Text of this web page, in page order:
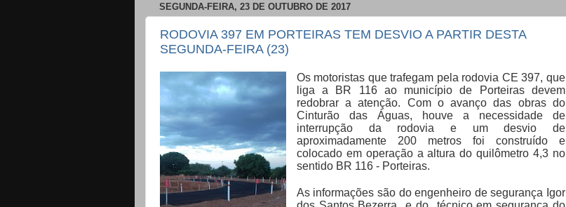
SEGUNDA-FEIRA, 23 DE OUTUBRO DE 2017
RODOVIA 397 EM PORTEIRAS TEM DESVIO A PARTIR DESTA
SEGUNDA-FEIRA (23)
Os motoristas que trafegam pela rodovia CE 397, que
liga a BR 116 ao município de Porteiras devem
redobrar a atenção. Com o avanço das obras do
Cinturão das Águas, houve a necessidade de
interrupção da rodovia e um desvio de
aproximadamente 200 metros foi construído e
colocado em operação a altura do quilômetro 4,3 no
sentido BR 116 - Porteiras.
As informações são do engenheiro de segurança Igor